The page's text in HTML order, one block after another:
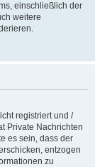
einschließlich der
weitere
registriert und /
Private Nachrichten
es sein, dass der
entzogen
zu